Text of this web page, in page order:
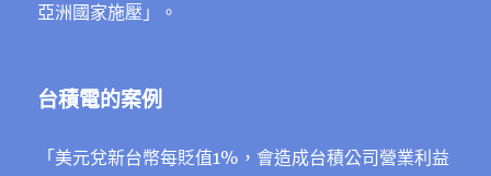
亞洲國家施壓」。
台積電的案例
「美元兌新台幣每貶值1%，會造成台積公司營業利益